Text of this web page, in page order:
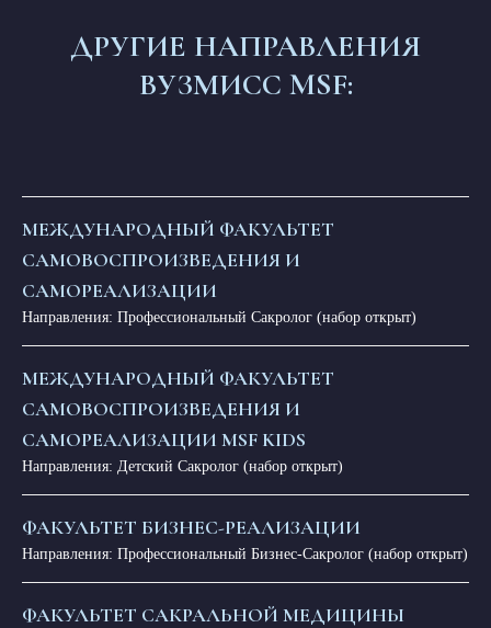
ДРУГИЕ НАПРАВЛЕНИЯ
ВУЗМИСС MSF:
МЕЖДУНАРОДНЫЙ ФАКУЛЬТЕТ
САМОВОСПРОИЗВЕДЕНИЯ И
САМОРЕАЛИЗАЦИИ
Направления: Профессиональный Сакролог (набор открыт)
МЕЖДУНАРОДНЫЙ ФАКУЛЬТЕТ
САМОВОСПРОИЗВЕДЕНИЯ И
САМОРЕАЛИЗАЦИИ MSF KIDS
Направления: Детский Сакролог (набор открыт)
ФАКУЛЬТЕТ БИЗНЕС-РЕАЛИЗАЦИИ
Направления: Профессиональный Бизнес-Сакролог (набор открыт)
ФАКУЛЬТЕТ САКРАЛЬНОЙ МЕДИЦИНЫ